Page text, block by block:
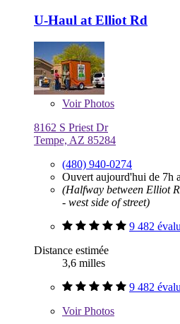
U-Haul at Elliot Rd
VoirPhotos
8162 S Priest Dr
Tempe, AZ 85284
(480) 940-0274
Ouvert aujourd'hui de 7h
(Halfway between Elliot
- west side of street)
9 482
Distance estimée
3,6 milles
9 482
VoirPhotos